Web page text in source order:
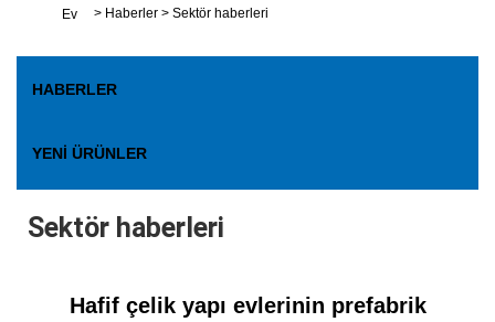
Ev > Haberler > Sektör haberleri
HABERLER
YENI ÜRÜNLER
Sektör haberleri
Hafif çelik yapı evlerinin prefabrik